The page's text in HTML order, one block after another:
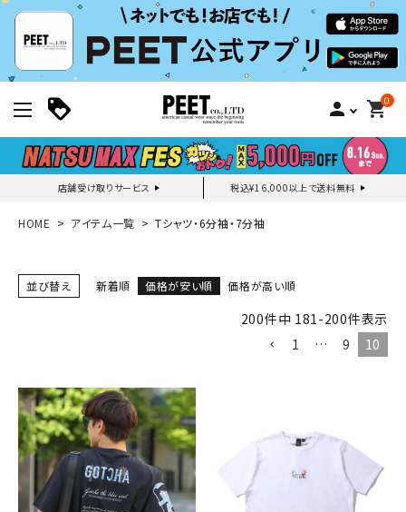
person 0
shopping_cart
店舗受け取りサービス 税込¥16,000以上で送料無料
新規会員登録｜ログイン
ご利用ガイド
search
詳しい条件から探す
HOME アイテム一覧 Tシャツ・6分袖・7分袖
並び替え 新着順 価格が安い順 価格が高い順
200件中 181-200件表示
1
… 9 10